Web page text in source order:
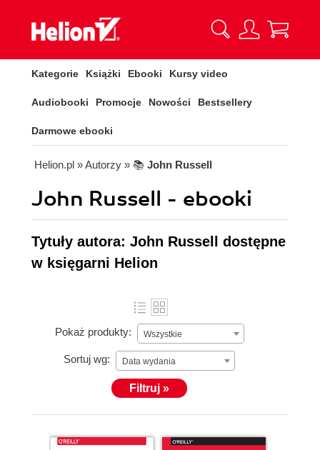
Kategorie Książki Ebooki Kursy video
Audiobooki Promocje Nowości Bestsellery
Darmowe ebooki
Helion.pl » Autorzy » 📚 John Russell
John Russell - ebooki
Tytuły autora: John Russell dostępne
w księgarni Helion
Pokaż produkty: Wszystkie
Sortuj wg: Data wydania
Filtruj »